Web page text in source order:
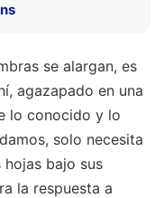
se alargan, es
agazapado en una
lo conocido y lo
solo necesita
bajo sus
la respuesta a